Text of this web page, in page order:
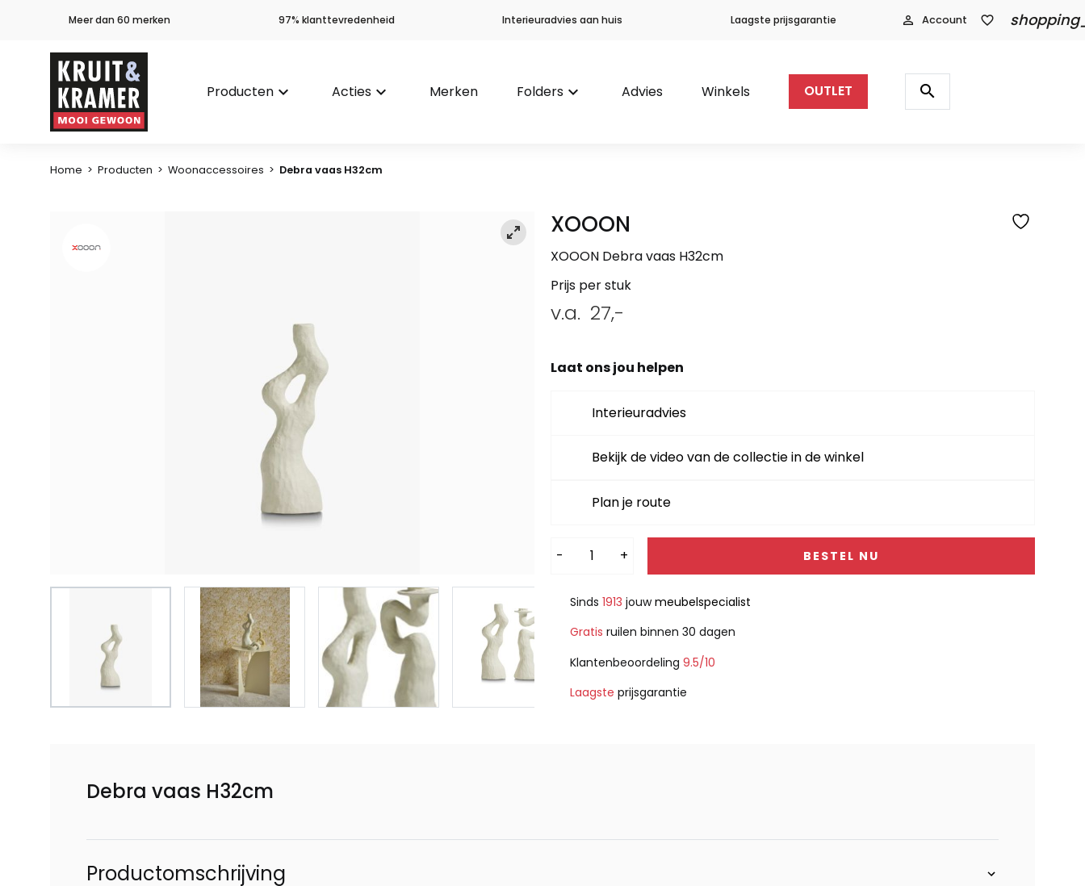
Meer dan 60 merken 97% klanttevredenheid Interieuradvies aan huis Laagste prijsgarantie person_outline Account favorite_border
Producten keyboard_arrow_down Acties keyboard_arrow_down Merken Folders keyboard_arrow_down Advies Winkels OUTLET
Producten
zoeken
search
Home > Producten > Woonaccessoires > Debra vaas H32cm
XOOON
XOOON Debra vaas H32cm
Prijs per stuk
v.a. 27,-
Laat ons jou helpen
Interieuradvies
Bekijk de video van de collectie in de winkel
Plan je route
- + BESTEL NU
Alternative:
Sinds 1913 jouwmeubelspecialist
Gratis ruilen binnen 30 dagen
Klantenbeoordeling 9.5/10
Laagste prijsgarantie
Debra vaas H32cm
Productomschrijving